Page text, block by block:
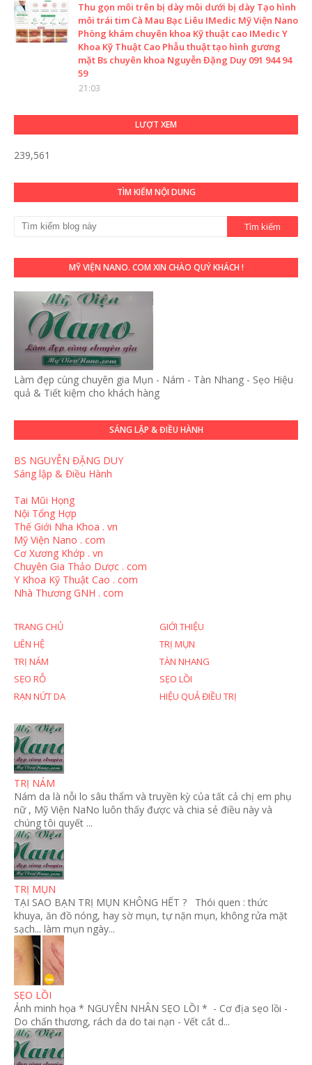
Thu gọn môi trên bị dày môi dưới bị dày Tạo hình
môi trái tim Cà Mau Bạc Liêu IMedic Mỹ Viện Nano
Phòng khám chuyên khoa Kỹ thuật cao IMedic Y
Khoa Kỹ Thuật Cao Phẫu thuật tạo hình gương
mặt Bs chuyên khoa Nguyễn Đặng Duy 091 944 94
59
21:03
LƯỢT XEM
239,561
TÌM KIẾM NỘI DUNG
MỸ VIỆN NANO. COM XIN CHÀO QUÝ KHÁCH !
Làm đẹp cùng chuyên gia Mụn - Nám - Tàn Nhang - Sẹo Hiệu
quả & Tiết kiệm cho khách hàng
SÁNG LẬP & ĐIỀU HÀNH
BS NGUYỄN ĐẶNG DUY
Sáng lập & Điều Hành
Tai Mũi Họng
Nội Tổng Hợp
Thế Giới Nha Khoa . vn
Mỹ Viện Nano . com
Cơ Xương Khớp . vn
Chuyên Gia Thảo Dược . com
Y Khoa Kỹ Thuật Cao . com
Nhà Thương GNH . com
TRANG CHỦ
GIỚI THIỆU
LIÊN HỆ
TRỊ MỤN
TRỊ NÁM
TÀN NHANG
SẸO RỖ
SẸO LỒI
RẠN NỨT DA
HIỆU QUẢ ĐIỀU TRỊ
TRỊ NÁM
Nám da là nỗi lo sâu thẩm và truyền kỳ của tất cả chị em phụ
nữ , Mỹ Viện NaNo luôn thấy được và chia sẻ điều này và
chúng tôi quyết ...
TRỊ MỤN
TẠI SAO BẠN TRỊ MỤN KHÔNG HẾT ? Thói quen : thức
khuya, ăn đồ nóng, hay sờ mụn, tự nặn mụn, không rửa mặt
sạch... làm mụn ngày...
SẸO LỒI
Ảnh minh họa * NGUYÊN NHÂN SẸO LỒI * - Cơ địa sẹo lồi -
Do chấn thương, rách da do tai nạn - Vết cắt d...